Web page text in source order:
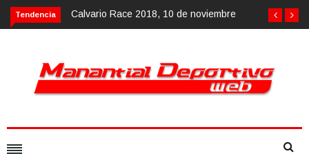
Tendencia Calvario Race 2018, 10 de noviembre